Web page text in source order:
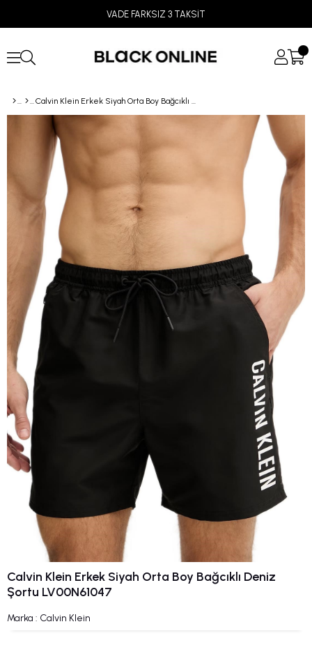
VADE FARKSIZ 3 TAKSİT
Calvin Klein Erkek Siyah Orta Boy Bağcıklı Deniz Şortu LV00N61047
Calvin Klein Erkek Siyah Orta Boy Bağcıklı Deniz
Şortu LV00N61047
Marka : Calvin Klein